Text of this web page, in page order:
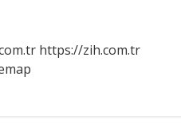
https://zih.com.tr